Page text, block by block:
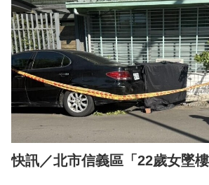
快訊／北市信義區「22歲女墜